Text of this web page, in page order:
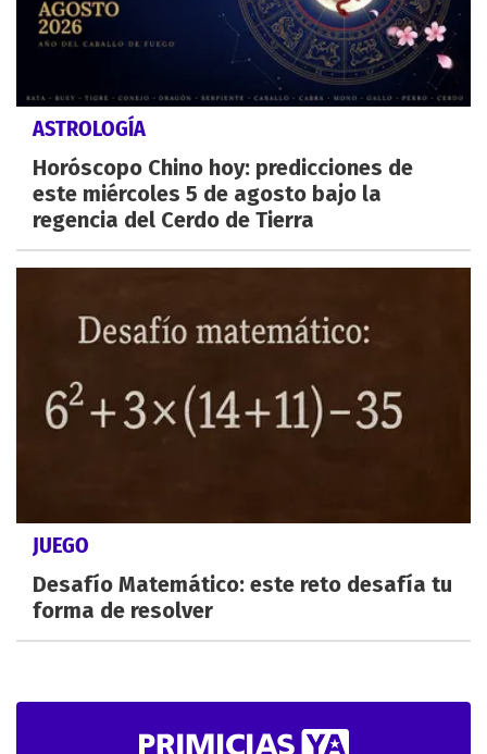
ASTROLOGÍA
Horóscopo Chino hoy: predicciones de
este miércoles 5 de agosto bajo la
regencia del Cerdo de Tierra
JUEGO
Desafío Matemático: este reto desafía tu
forma de resolver